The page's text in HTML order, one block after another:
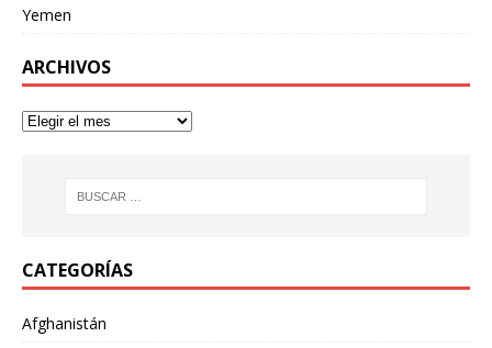
Yemen
ARCHIVOS
CATEGORÍAS
Afghanistán